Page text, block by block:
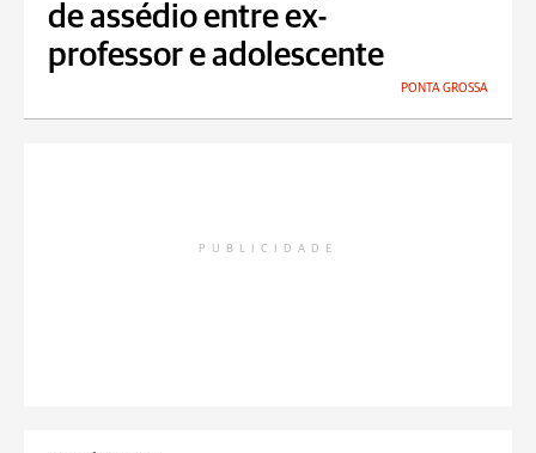
de assédio entre ex-
professor e adolescente
PONTA GROSSA
PUBLICIDADE